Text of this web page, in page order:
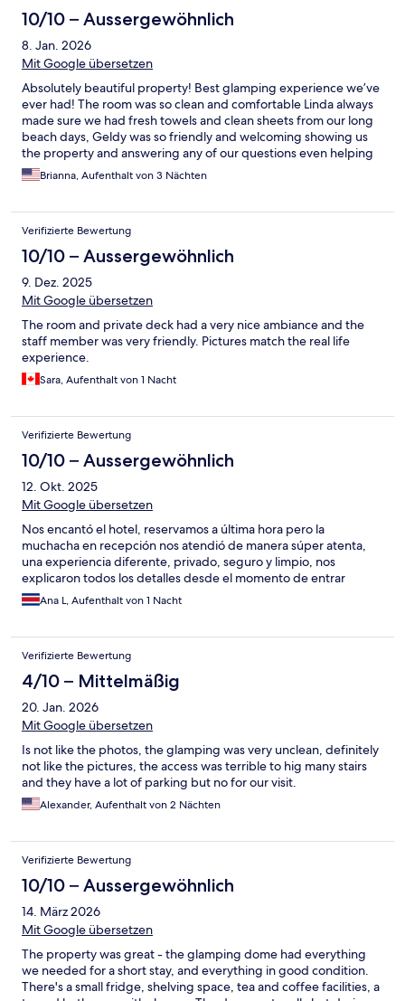
10/10 – Aussergewöhnlich
8. Jan. 2026
Mit Google übersetzen
Absolutely beautiful property! Best glamping experience we’ve
ever had! The room was so clean and comfortable Linda always
made sure we had fresh towels and clean sheets from our long
beach days, Geldy was so friendly and welcoming showing us
the property and answering any of our questions even helping
us get a taxi to the airport after hours. The complementary
breakfast was so good a great way to start our Costa Ricans
this place will definitely be adding to our list of places can’t wait
to come back!
Brianna, Aufenthalt von 3 Nächten
Verifizierte Bewertung
10/10 – Aussergewöhnlich
9. Dez. 2025
Mit Google übersetzen
The room and private deck had a very nice ambiance and the
staff member was very friendly. Pictures match the real life
experience.
Sara, Aufenthalt von 1 Nacht
Verifizierte Bewertung
10/10 – Aussergewöhnlich
12. Okt. 2025
Mit Google übersetzen
Nos encantó el hotel, reservamos a última hora pero la
muchacha en recepción nos atendió de manera súper atenta,
una experiencia diferente, privado, seguro y limpio, nos
explicaron todos los detalles desde el momento de entrar
Ana L, Aufenthalt von 1 Nacht
Verifizierte Bewertung
4/10 – Mittelmäßig
20. Jan. 2026
Mit Google übersetzen
Is not like the photos, the glamping was very unclean, definitely
not like the pictures, the access was terrible to hig many stairs
and they have a lot of parking but no for our visit.
Alexander, Aufenthalt von 2 Nächten
Verifizierte Bewertung
10/10 – Aussergewöhnlich
14. März 2026
Mit Google übersetzen
The property was great - the glamping dome had everything
we needed for a short stay, and everything in good condition.
There's a small fridge, shelving space, tea and coffee facilities, a